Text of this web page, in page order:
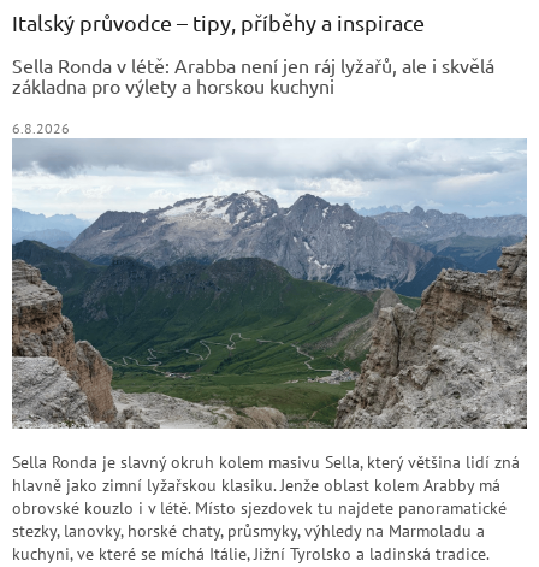
Italský průvodce – tipy, příběhy a inspirace
Sella Ronda v létě: Arabba není jen ráj lyžařů, ale i skvělá
základna pro výlety a horskou kuchyni
6.8.2026
Sella Ronda je slavný okruh kolem masivu Sella, který většina lidí zná
hlavně jako zimní lyžařskou klasiku. Jenže oblast kolem Arabby má
obrovské kouzlo i v létě. Místo sjezdovek tu najdete panoramatické
stezky, lanovky, horské chaty, průsmyky, výhledy na Marmoladu a
kuchyni, ve které se míchá Itálie, Jižní Tyrolsko a ladinská tradice.